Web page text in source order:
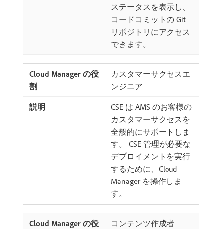
ステータスを表示し、
コードコミットの Git
リポジトリにアクセス
できます。
カスタマーサクセスエ
ンジニア
CSE は AMS のお客様の
カスタマーサクセスを
全般的にサポートしま
す。 CSE 管理が必要な
デプロイメントを実行
するために、Cloud
Manager を操作しま
す。
コンテンツ作成者